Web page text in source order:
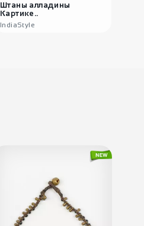
Штаны алладины
Картике..
IndiaStyle